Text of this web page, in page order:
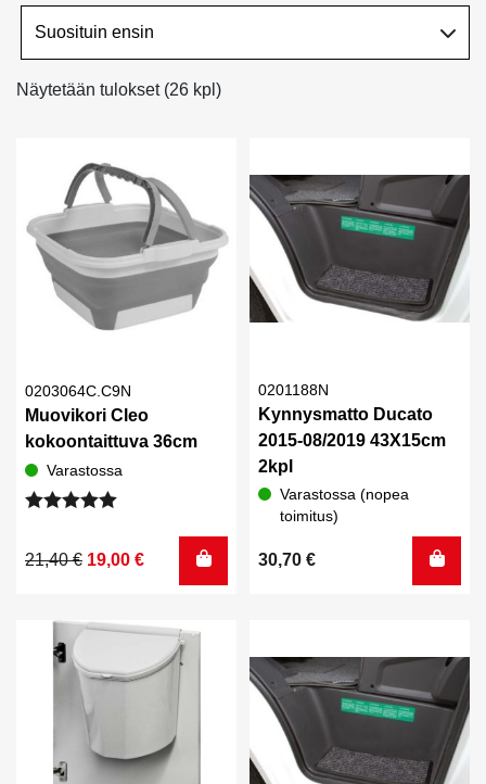
Näytetään tulokset (26 kpl)
0203064C.C9N
Muovikori Cleo
kokoontaittuva 36cm
Varastossa
5.00/ 5
21,40€
Alkuperäinen
21,40 €.
19,00 €
Nykyinen
19,00 €.
0201188N
Kynnysmatto Ducato
2015-08/2019 43X15cm
2kpl
Varastossa (nopea
toimitus)
30,70 €